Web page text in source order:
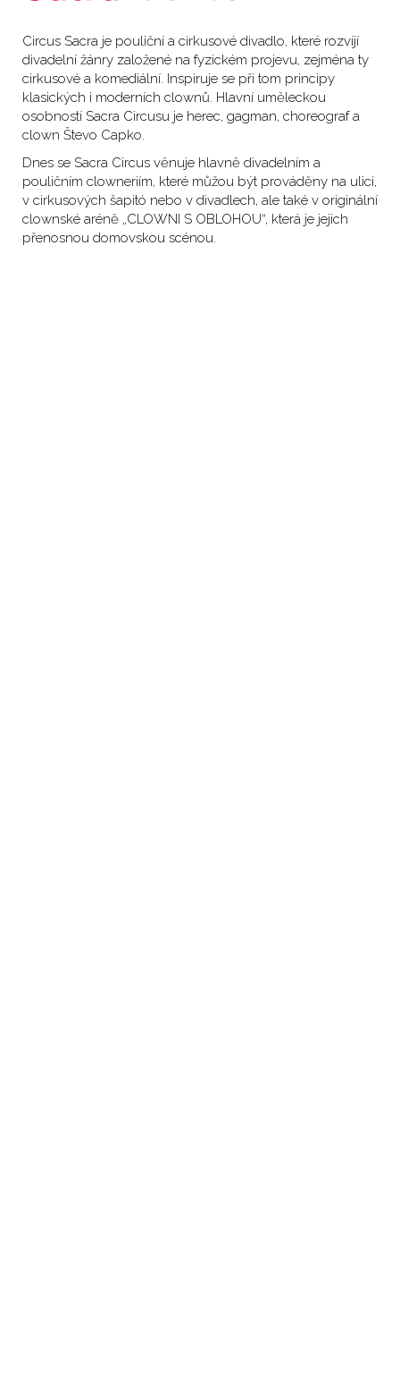
Circus Sacra je pouliční a cirkusové divadlo, které rozvíjí
divadelní žánry založené na fyzickém projevu, zejména ty
cirkusové a komediální. Inspiruje se při tom principy
klasických i moderních clownů. Hlavní uměleckou
osobností Sacra Circusu je herec, gagman, choreograf a
clown Števo Capko.
Dnes se Sacra Circus věnuje hlavně divadelním a
pouličním clowneriím, které můžou být prováděny na ulici,
v cirkusových šapitó nebo v divadlech, ale také v originální
clownské aréně „CLOWNI S OBLOHOU“, která je jejich
přenosnou domovskou scénou.